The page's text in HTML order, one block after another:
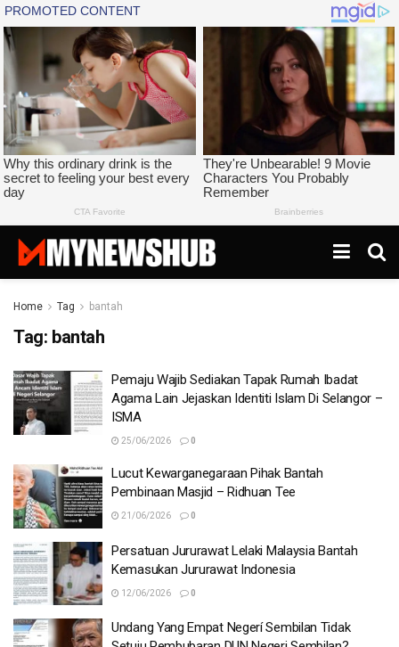
Home Tag bantah
Tag: bantah
Pemaju Wajib Sediakan Tapak Rumah Ibadat
Agama Lain Jejaskan Identiti Islam Di Selangor –
ISMA
25/06/2026 0
Lucut Kewarganegaraan Pihak Bantah
Pembinaan Masjid – Ridhuan Tee
21/06/2026 0
Persatuan Jururawat Lelaki Malaysia Bantah
Kemasukan Jururawat Indonesia
12/06/2026 0
Undang Yang Empat Negerí Sembilan Tidak